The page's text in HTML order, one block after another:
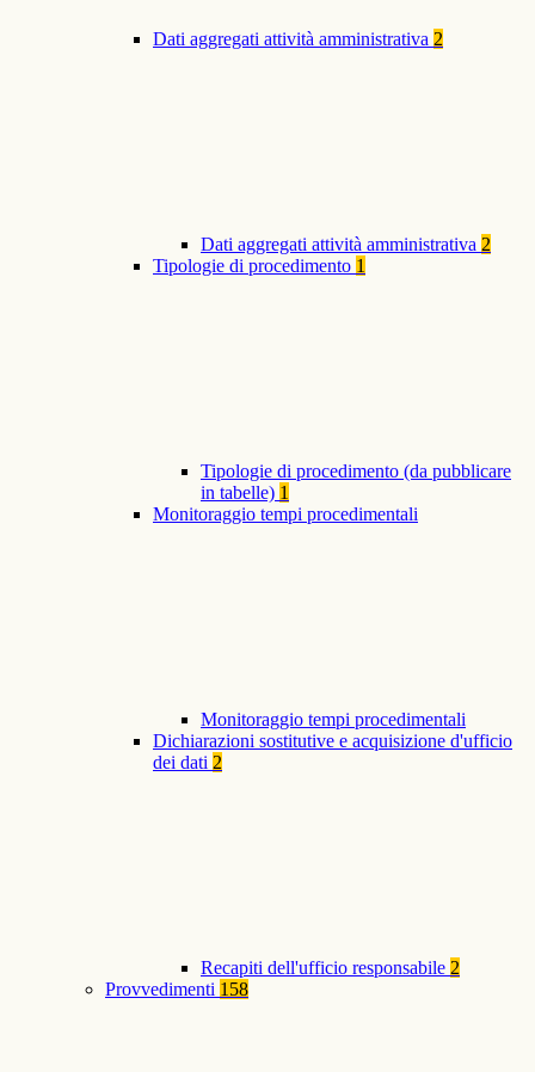
Dati aggregati attività amministrativa 2
Dati aggregati attività amministrativa 2
Tipologie di procedimento 1
Tipologie di procedimento (da pubblicare
in tabelle) 1
Monitoraggio tempi procedimentali
Monitoraggio tempi procedimentali
Dichiarazioni sostitutive e acquisizione d'ufficio
dei dati 2
Recapiti dell'ufficio responsabile 2
Provvedimenti 158